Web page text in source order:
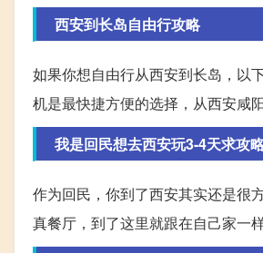
西安到长岛自由行攻略
如果你想自由行从西安到长岛，以
机是最快捷方便的选择，从西安咸
我是回民想去西安玩3-4天求攻
作为回民，你到了西安其实还是很
真餐厅，到了这里就跟在自己家一样